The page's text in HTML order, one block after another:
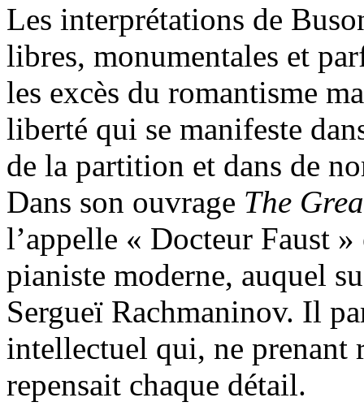
Les interprétations de
libres, monumentales et
les excès du romantisme
liberté qui se manifeste
de la partition et dans de
Dans son ouvrage The
l’appelle « Docteur Faust
pianiste moderne, auquel
Sergueï Rachmaninov. Il
intellectuel qui, ne prenant
repensait chaque détail.